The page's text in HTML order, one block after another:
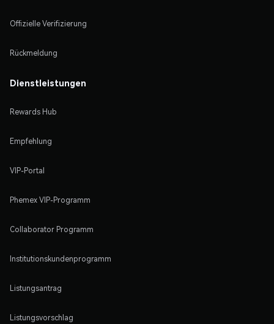
Offizielle Verifizierung
Rückmeldung
Dienstleistungen
Rewards Hub
Empfehlung
VIP-Portal
Phemex VIP-Programm
Collaborator Programm
Institutionskundenprogramm
Listungsantrag
Listungsvorschlag